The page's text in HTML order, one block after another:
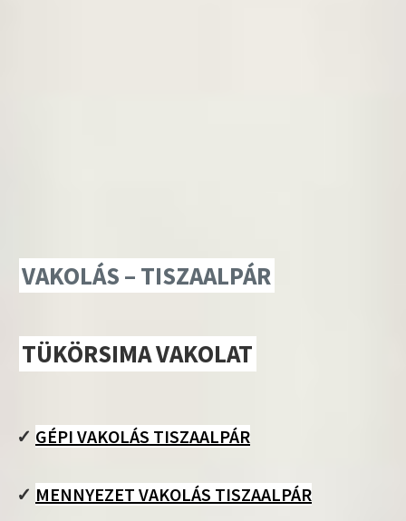
VAKOLÁS – TISZAALPÁR
TÜKÖRSIMA VAKOLAT
✓ GÉPI VAKOLÁS TISZAALPÁR
✓ MENNYEZET VAKOLÁS TISZAALPÁR